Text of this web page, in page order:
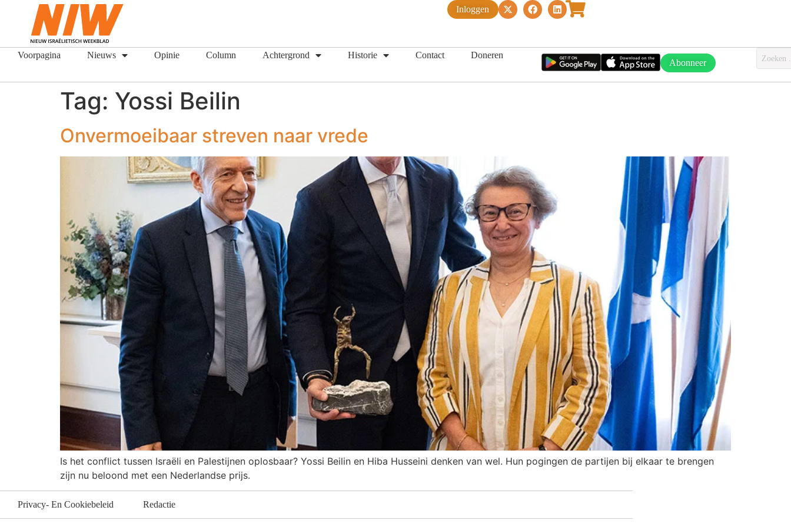
Inloggen
Voorpagina Nieuws Opinie Column Achtergrond Historie Contact Doneren
Abonneer
Tag: Yossi Beilin
Onvermoeibaar streven naar vrede
Is het conflict tussen Israëli en Palestijnen oplosbaar? Yossi Beilin en Hiba Husseini denken van wel. Hun pogingen de partijen bij elkaar te brengen
zijn nu beloond met een Nederlandse prijs.
Privacy- En Cookiebeleid Redactie